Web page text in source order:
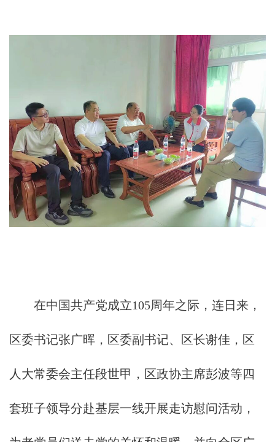
在中国共产党成立105周年之际，连日来，
区委书记张广晖，区委副书记、区长谢佳，区
人大常委会主任段世甲，区政协主席彭波等四
套班子领导分赴基层一线开展走访慰问活动，